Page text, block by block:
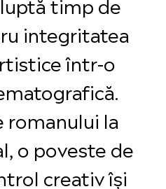
integritatea
într-o
romanului la
o poveste de
creativ își